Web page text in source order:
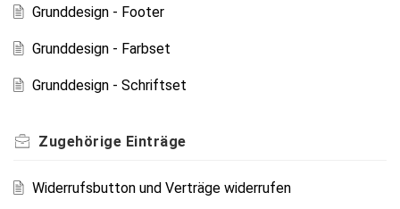
Grunddesign - Footer
Grunddesign - Farbset
Grunddesign - Schriftset
Zugehörige Einträge
Widerrufsbutton und Verträge widerrufen